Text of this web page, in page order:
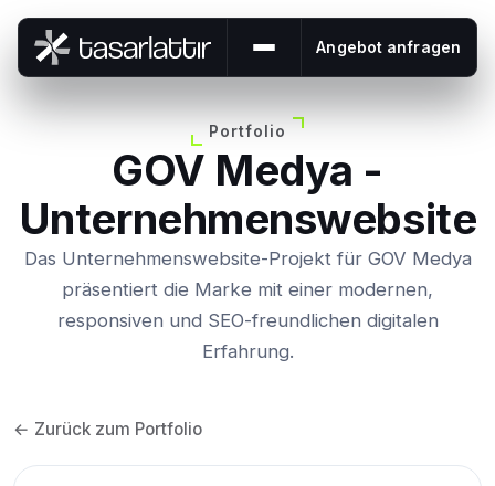
Menü öffnen oder
Angebot anfragen
Portfolio
GOV Medya -
Unternehmenswebsite
Das Unternehmenswebsite-Projekt für GOV Medya
präsentiert die Marke mit einer modernen,
responsiven und SEO-freundlichen digitalen
Erfahrung.
← Zurück zum Portfolio